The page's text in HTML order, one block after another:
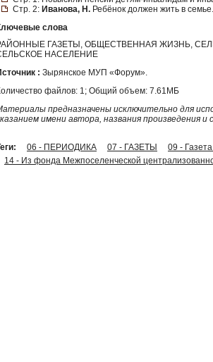
Стр. 2: Иванова, Н. Ребёнок должен жить в
слова
ГАЗЕТЫ, ОБЩЕСТВЕННАЯ ЖИЗНЬ,
НАСЕЛЕНИЕ
: Зырянское МУП «Форум».
файлов: 1; Общий объем: 7.61МБ
предназначены исключительно для
имени автора, названия произведения
06 - ПЕРИОДИКА 07 - ГАЗЕТЫ
09 -
14 - Из фонда Межпоселенческой